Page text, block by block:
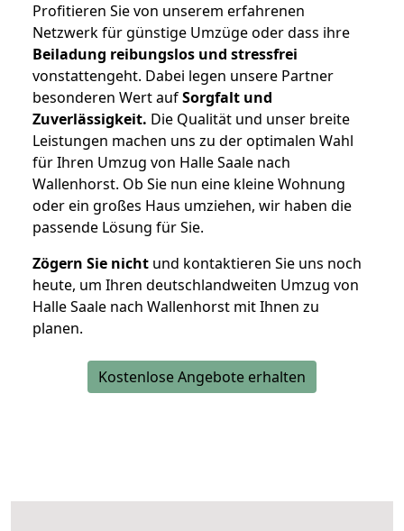
Profitieren Sie von unserem erfahrenen
Netzwerk für günstige Umzüge oder dass ihre
Beiladung reibungslos und stressfrei
vonstattengeht. Dabei legen unsere Partner
besonderen Wert aufSorgfalt und
Zuverlässigkeit. Die Qualität und unser breite
Leistungen machen uns zu der optimalen Wahl
für Ihren Umzug von Halle Saale nach
Wallenhorst. Ob Sie nun eine kleine Wohnung
oder ein großes Haus umziehen, wir haben die
passende Lösung für Sie.
Zögern Sie nicht und kontaktieren Sie uns noch
heute, um Ihren deutschlandweiten Umzug von
Halle Saale nach Wallenhorst mit Ihnen zu
planen.
Kostenlose Angebote erhalten